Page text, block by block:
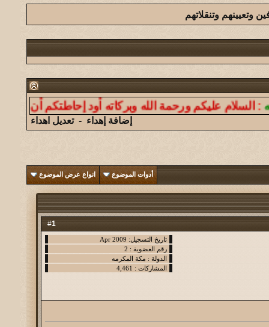
وتعيينهم وتنقلاتهم
عليكم ورحمة الله وبركاته أود إحاطتكم أن موقعنا ليس
إضافة إهداء -تعديل اهداء
أدوات الموضوع انواع عرض الموضوع
#
1